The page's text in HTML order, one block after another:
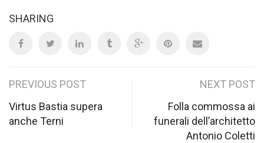
SHARING
Post
navigation
PREVIOUS POST
Virtus Bastia supera
anche Terni
NEXT POST
Folla commossa ai
funerali dell’architetto
Antonio Coletti